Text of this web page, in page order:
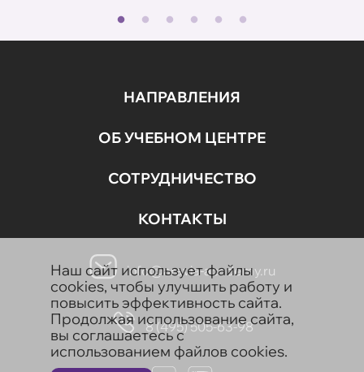
НАПРАВЛЕНИЯ
ОБ УЧЕБНОМ ЦЕНТРЕ
СОТРУДНИЧЕСТВО
КОНТАКТЫ
info@aravia-academy.ru
8 (495) 505-63-98
Наш сайт использует файлы
cookies, чтобы улучшить работу и
повысить эффективность сайта.
Продолжая использование сайта,
вы соглашаетесь с
использованием файлов cookies.